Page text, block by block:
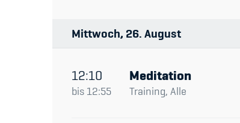
Mittwoch 26 August
12:10
bis 12:55
Meditation
Training, Alle